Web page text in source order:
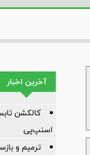
آخرین اخبار
کالکشن
اسنپ‌پی
ترمیم و